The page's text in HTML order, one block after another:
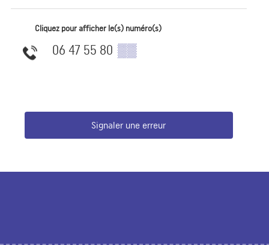
Cliquez pour afficher le(s) numéro(s)
06 47 55 80 ▒▒
Signaler une erreur